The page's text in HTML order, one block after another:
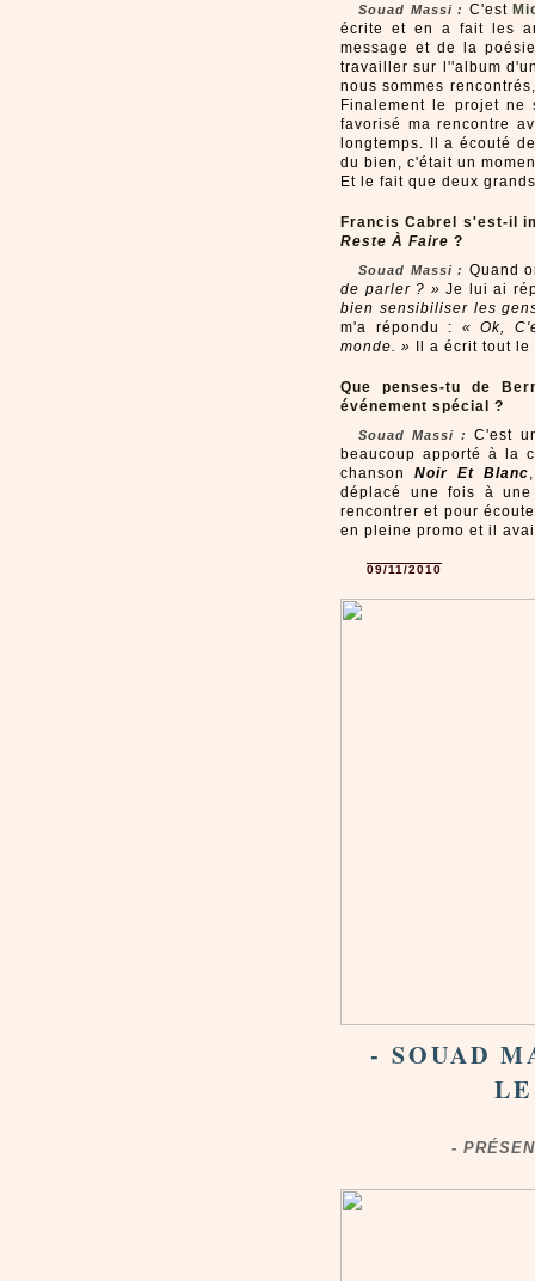
Souad Massi : C'est
écrite et en a fait les
message et de la
travailler sur l''album
nous sommes
Finalement le projet ne
favorisé ma rencontre
longtemps. Il a écouté
du bien, c'était un
Et le fait que deux
Francis Cabrel s'est-il
Reste À Faire ?
Souad Massi: Quand
de parler ? » Je lui ai
bien sensibiliser les
m'a répondu : « Ok,
monde. » Il a écrit tout
Que penses-tu de
événement spécial ?
Souad Massi :
C'est
beaucoup apporté à la
chansonNoir Et Blanc
déplacé une fois à
rencontrer et pour
en pleine promo et il
09/11/2010
- SOUAD
-